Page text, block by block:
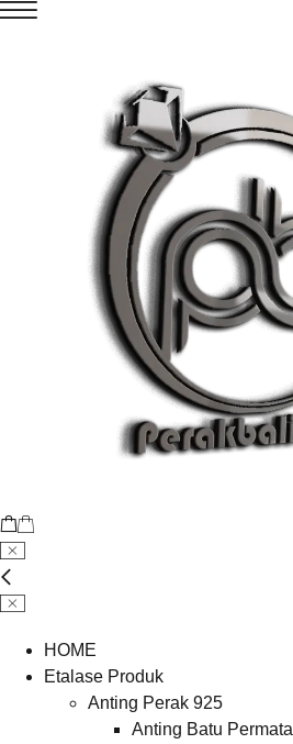
HOME
Etalase Produk
Anting Perak 925
Anting Batu Permata